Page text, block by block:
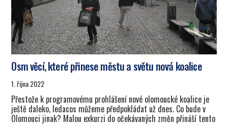
Osm věcí, které přinese městu a světu nová koalice
1. října 2022
Přestože k programovému prohlášení nové olomoucké koalice je
ještě daleko, ledacos můžeme předpokládat už dnes. Co bude v
Olomouci jinak? Malou exkurzi do očekávaných změn přináší tento